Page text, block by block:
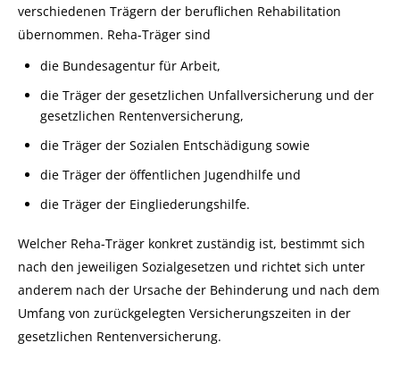
verschiedenen Trägern der beruflichen Rehabilitation
übernommen. Reha-Träger sind
die Bundesagentur für Arbeit,
die Träger der gesetzlichen Unfallversicherung und der
gesetzlichen Rentenversicherung,
die Träger der Sozialen Entschädigung sowie
die Träger der öffentlichen Jugendhilfe und
die Träger der Eingliederungshilfe.
Welcher Reha-Träger konkret zuständig ist, bestimmt sich
nach den jeweiligen Sozialgesetzen und richtet sich unter
anderem nach der Ursache der Behinderung und nach dem
Umfang von zurückgelegten Versicherungszeiten in der
gesetzlichen Rentenversicherung.